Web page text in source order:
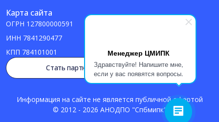
Менеджер ЦМИПК
Здравствуйте! Напишите мне,
если у вас появятся вопросы.
Карта сайта
ОГРН 127800000591
ИНН 7841290477
КПП 784101001
Стать партнером
Информация на сайте не является публичной офертой
© 2012 - 2026 АНОДПО "Спбмипк"